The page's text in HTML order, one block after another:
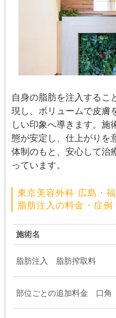
自身の脂肪を注入するこ
現し、ボリュームで皮膚
しい印象へ導きます。施
態が安定し、仕上がりを
体制のもと、安心して治
っています。
東京美容外科 広島・
脂肪注入の料金・症例
施術名
脂肪注入 脂肪搾取料
部位ごとの追加料金 口角